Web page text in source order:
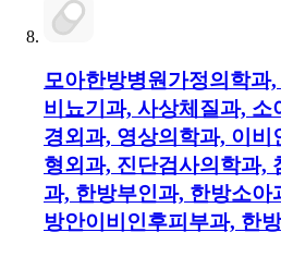
모아한방병원가정의학과
비뇨기과, 사상체질과, 소
경외과, 영상의학과, 이비
형외과, 진단검사의학과,
과, 한방부인과, 한방소
방안이비인후피부과, 한